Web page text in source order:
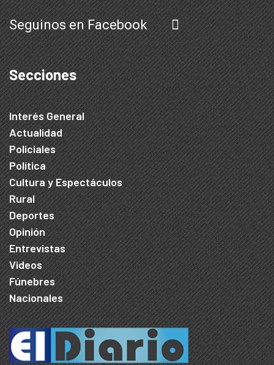
Seguinos en Facebook
Secciones
Interés General
Actualidad
Policiales
Política
Cultura y Espectáculos
Rural
Deportes
Opinión
Entrevistas
Videos
Fúnebres
Nacionales